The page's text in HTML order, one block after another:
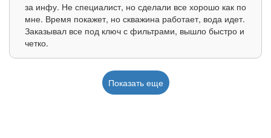
за инфу. Не специалист, но сделали все хорошо как по
мне. Время покажет, но скважина работает, вода идет.
Заказывал все под ключ с фильтрами, вышло быстро и
четко.
Показать еще